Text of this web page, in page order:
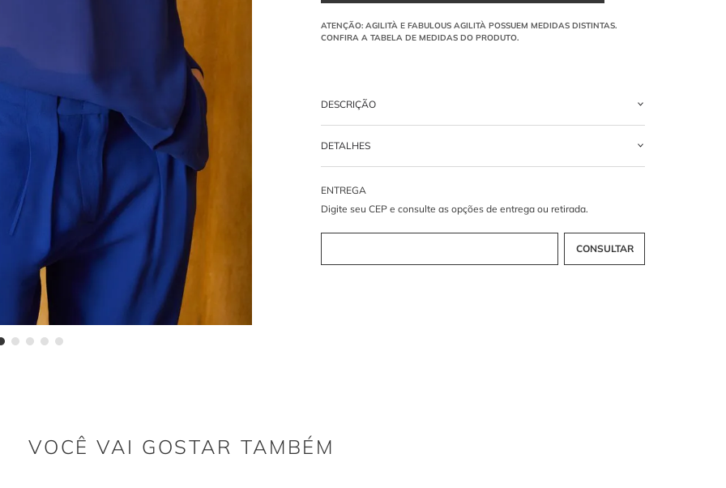
DESCRIÇÃO
Blusa de modelagem solta, confeccionada em tecido fluido. Possui mangas
faixa longa Gola Foulard integrada para amarração no pescoço.
O que a Gola Foulard integrada acrescenta?
A faixa longa permite diversas amarrações laço ou gravata, adicionando
DETALHES
VOCÊ VAI GOSTAR TAMBÉM